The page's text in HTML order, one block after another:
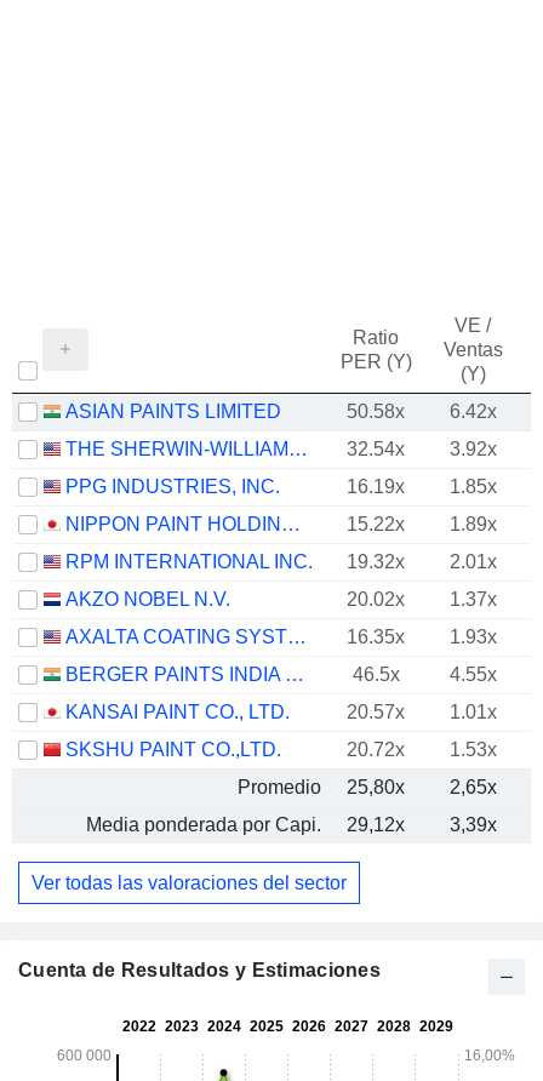
Ratio
PER (Y)
VE /
Ventas
(Y)
ASIAN PAINTS LIMITED 50.58x 6.42x
THE SHERWIN-WILLIAMS COMPANY
32.54x 3.92x
PPG INDUSTRIES, INC.
16.19x 1.85x
NIPPON PAINT HOLDINGS CO., LTD.
15.22x 1.89x
RPM INTERNATIONAL INC.
19.32x 2.01x
AKZO NOBEL N.V.
20.02x
1.37x
AXALTA COATING SYSTEMS LTD.
16.35x
1.93x
BERGER PAINTS INDIA LIMITED
46.5x 4.55x
KANSAI PAINT CO., LTD.
20.57x
1.01x
SKSHU PAINT CO.,LTD.
20.72x 1.53x
Promedio
25,80x 2,65x
Media ponderada por Capi.
29,12x 3,39x
Ver todas las valoraciones del sector
Cuenta de Resultados y Estimaciones